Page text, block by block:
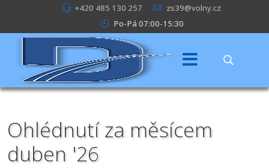
+420 485 130 257
zs39@volny.cz
Po-Pá 07:00-15:30
Ohlédnutí za měsícem
duben '26